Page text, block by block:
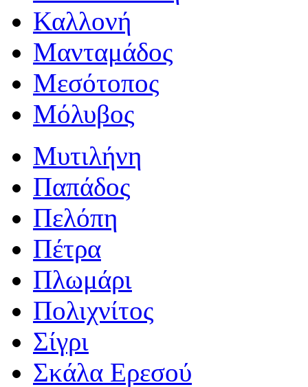
Καλλονή
Μανταμάδος
Μεσότοπος
Μόλυβος
Μυτιλήνη
Παπάδος
Πελόπη
Πέτρα
Πλωμάρι
Πολιχνίτος
Σίγρι
Σκάλα Ερεσού